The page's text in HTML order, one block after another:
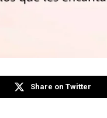
Share on Twitter